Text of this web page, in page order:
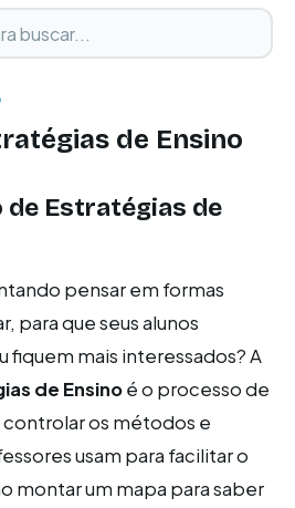
de Ensino
de Estratégias de
pensar em formas
para que seus alunos
fiquem mais interessados? A
de Ensinoé o processo de
controlar os métodos e
usam para facilitar o
montar um mapa para saber